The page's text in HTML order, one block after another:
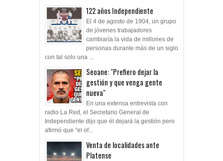
122 años Independiente
El 4 de agosto de 1904, un grupo
de jóvenes trabajadores
cambiaría la vida de millones de
personas durante más de un siglo
con tal solo una ...
Seoane: "Prefiero dejar la
gestión y que venga gente
nueva"
En una extensa entrevista con
radio La Red, el Secretario General de
Independiente dijo que él dejará la gestión pero
afirmó que "el of...
Venta de localidades ante
Platense